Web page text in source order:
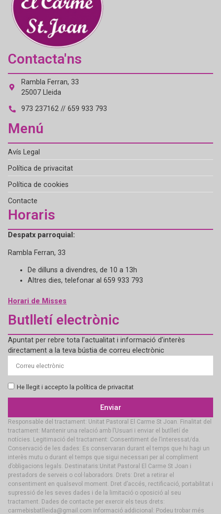
Contacta'ns
Rambla Ferran, 33
25007 Lleida
973 237162 // 659 933 793
Menú
Avís Legal
Política de privacitat
Política de cookies
Contacte
Horaris
Despatx parroquial:
Rambla Ferran, 33
De dilluns a divendres, de 10 a 13h
Altres dies, telefonar al 659 933 793
Horari de Misses
Butlletí electrònic
Apuntat per rebre tota l’actualitat i informació d’interès
directament a la teva bústia de correu electrònic
He llegit i accepto la política de privacitat
Enviar
Responsable del tractament: Unitat Pastoral El Carme St Joan. Finalitat del
tractament: Mantenir una relació amb l’Usuari i enviar el butlletí de
notícies. Legitimació del tractament: Consentiment de l’interessat/da.
Conservació de les dades: Es conservaran durant el temps que hi hagi un
interès mutu o durant el temps que sigui necessari per al compliment
d’obligacions legals. Destinataris:Unitat Pastoral El Carme St Joan i
prestadors de serveis o col·laboradors. Drets: Dret a retirar el
consentiment en qualsevol moment. Dret d’accés, rectificació, portabilitat i
supressió de les seves dades i de la limitació o oposició al seu
tractament. Dades de contacte per exercir els teus drets:
carmebisbatlleida@gmail.com Informació addicional: Podeu trobar més